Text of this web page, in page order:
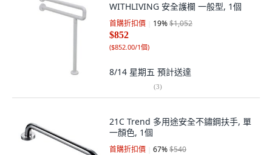
WITHLIVING 安全護欄 一般型, 1個
首購折扣價 19%$1,052
$852
($852.00/1個)
8/14 星期五 預計送達
(3)
21C Trend 多用途安全不鏽鋼扶手, 單
一顏色, 1個
首購折扣價 67%$540